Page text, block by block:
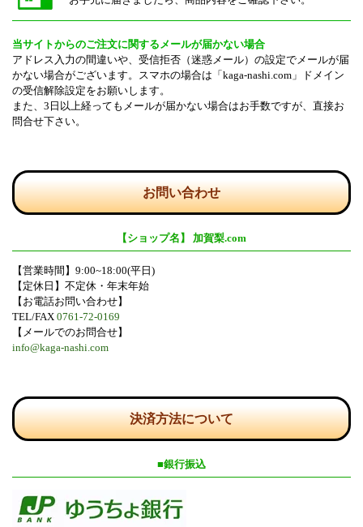
当サイトからのご注文に関するメールが届かない場合
アドレス入力の間違いや、受信拒否（迷惑メール）の設定でメールが届
かない場合がございます。スマホの場合は「kaga-nashi.com」ドメイン
の受信解除設定をお願いします。
また、3日以上経ってもメールが届かない場合はお手数ですが、直接お
問合せ下さい。
お問い合わせ
【ショップ名】 加賀梨.com
【営業時間】9:00~18:00(平日)
【定休日】不定休・年末年始
【お電話お問い合わせ】
TEL/FAX 0761-72-0169
【メールでのお問合せ】
info@kaga-nashi.com
決済方法について
■銀行振込